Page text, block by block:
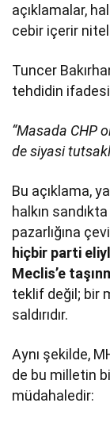
açıklamalar,
cebir içerir
Tuncer
tehdidin
“Masada CHP
de siyasi
Bu açıklama,
halkın
pazarlığına
hiçbir parti
Meclis’e
teklif değil; bir
saldırıdır.
Aynı şekilde,
de bu milletin
müdahaledir: